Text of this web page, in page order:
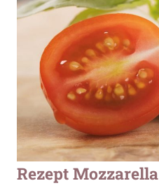
Zum
Anfang
Rezept Mozzarella